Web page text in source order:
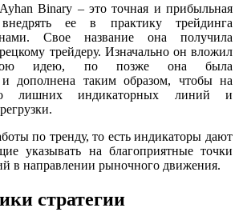
Ayhan Binary – это точная и прибыльная
ее в практику трейдинга
Свое название она получила
трейдеру. Изначально он вложил
идею, по позже она была
и дополнена таким образом, чтобы на
лишних индикаторных линий и
по тренду, то есть индикаторы дают
указывать на благоприятные точки
в направлении рыночного движения.
стратегии